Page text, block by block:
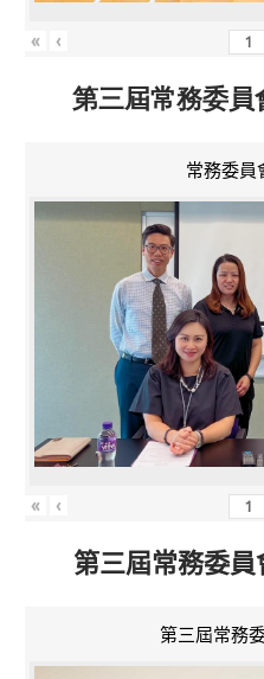
« ‹
第三屆常務委
常務委員
« ‹
第三屆常務委
第三屆常務